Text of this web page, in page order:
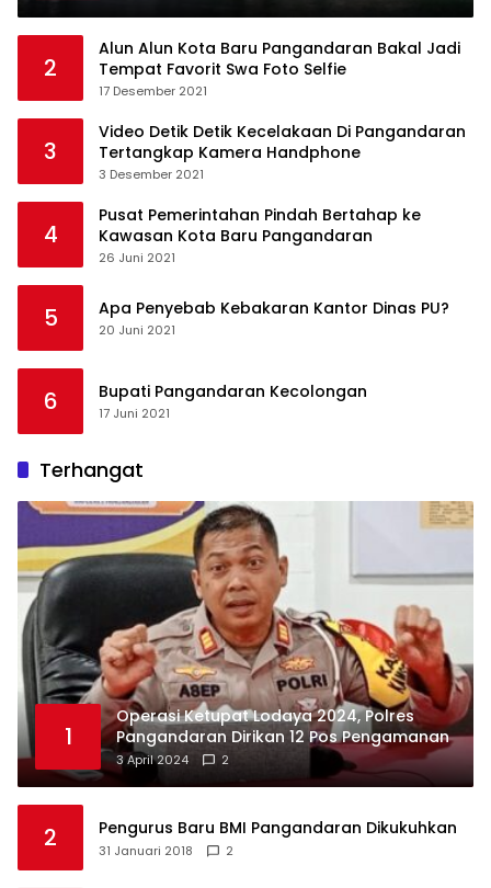
2
Alun Alun Kota Baru Pangandaran Bakal Jadi
Tempat Favorit Swa Foto Selfie
17 Desember 2021
3
Video Detik Detik Kecelakaan Di Pangandaran
Tertangkap Kamera Handphone
3 Desember 2021
4
Pusat Pemerintahan Pindah Bertahap ke
Kawasan Kota Baru Pangandaran
26 Juni 2021
5 Apa Penyebab Kebakaran Kantor Dinas PU?
20 Juni 2021
6 Bupati Pangandaran Kecolongan
17 Juni 2021
Terhangat
1
Operasi Ketupat Lodaya 2024, Polres
Pangandaran Dirikan 12 Pos Pengamanan
3 April 2024 2
2 Pengurus Baru BMI Pangandaran Dikukuhkan
31 Januari 2018 2